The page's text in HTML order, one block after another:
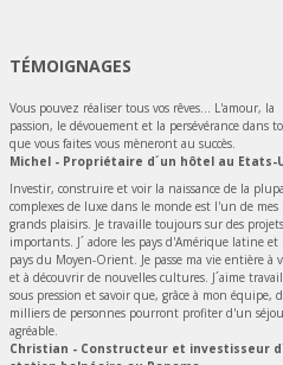
TÉMOIGNAGES
Vous pouvez réaliser tous vos rêves... L'amour, la
passion, le dévouement et la persévérance dans
que vous faites vous mèneront au succès.
Michel - Propriétaire d´un hôtel au Etats-
Investir, construire et voir la naissance de la
complexes de luxe dans le monde est l'un de mes
grands plaisirs. Je travaille toujours sur des projets
importants. J´ adore les pays d'Amérique latine et
pays du Moyen-Orient. Je passe ma vie entière à
et à découvrir de nouvelles cultures. J´aime
sous pression et savoir que, grâce à mon équipe,
milliers de personnes pourront profiter d'un
agréable.
Christian - Constructeur et investisseur